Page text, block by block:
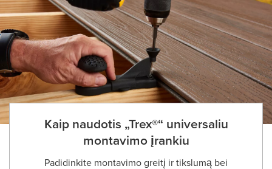
Kaip naudotis „Trex®“ universaliu
montavimo įrankiu
Padidinkite montavimo greitį ir tikslumą bei